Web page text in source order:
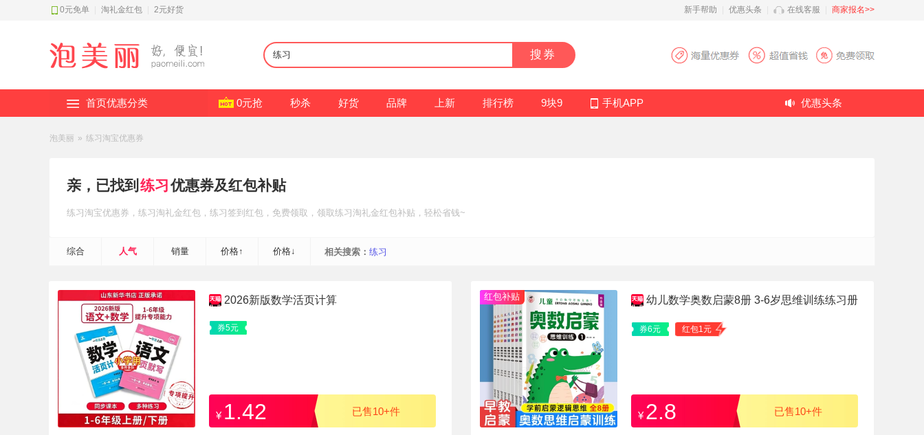
0元免单 淘礼金红包 2元好货 新手帮助 优惠头条 在线客服 商家报名>>
搜券
首页优惠分类 0元抢 秒杀 好货 品牌 上新 排行榜 9块9 手机APP 优惠头条
泡美丽 » 练习淘宝优惠券
亲，已找到 练习 优惠券及红包补贴
练习淘宝优惠券 ，练习淘礼金红包 ，练习签到红包 ，免费领取，领取练习淘礼金红包补贴 ，轻松省钱~
综合 人气 销量 价格↑ 价格↓ 相关搜索： 练习
2026新版数学活页计算
券5元
¥ 1.42 已售10+件
红包补贴 幼儿数学奥数启蒙8册 3-6岁思维训练练习册
券6元 红包1元
¥ 2.8 已售10+件